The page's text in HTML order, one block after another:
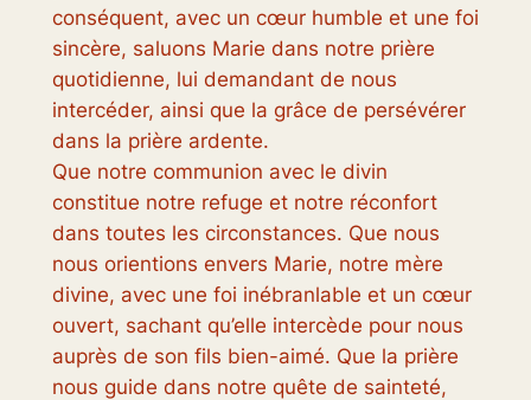
conséquent, avec un cœur humble et une foi
sincère, saluons Marie dans notre prière
quotidienne, lui demandant de nous
intercéder, ainsi que la grâce de persévérer
dans la prière ardente.
Que notre communion avec le divin
constitue notre refuge et notre réconfort
dans toutes les circonstances. Que nous
nous orientions envers Marie, notre mère
divine, avec une foi inébranlable et un cœur
ouvert, sachant qu’elle intercède pour nous
auprès de son fils bien-aimé. Que la prière
nous guide dans notre quête de sainteté,